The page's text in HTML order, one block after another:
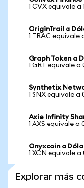
1 CVX equivale a
OriginTrail a
1 TRAC equivale
Graph Token a
1 GRT equivale a
Synthetix
1 SNX equivale a
Axie Infinity
1 AXS equivale a
Onyxcoin a
1 XCN equivale
Explorar más